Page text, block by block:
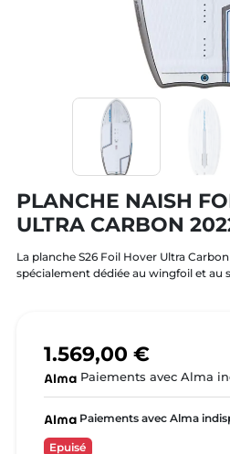
PLANCHE NAISH
ULTRA CARBON
La planche S26 Foil Hover Ultra
spécialement dédiée au wingfoil et au
1.569,00 €
Paiements avec Alma
Paiements avec Alma
Epuisé